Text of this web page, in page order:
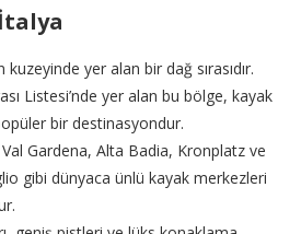
kuzeyinde yer alan bir dağ sırasıdır.
Listesi’nde yer alan bu bölge, kayak
bir destinasyondur.
Gardena, Alta Badia, Kronplatz ve
gibi dünyaca ünlü kayak merkezleri